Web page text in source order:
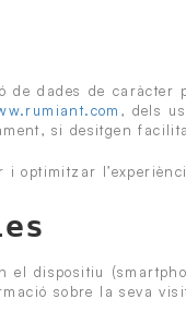
de dades de
, dels
si desitgen
optimitzar
dispositiu
sobre la seva